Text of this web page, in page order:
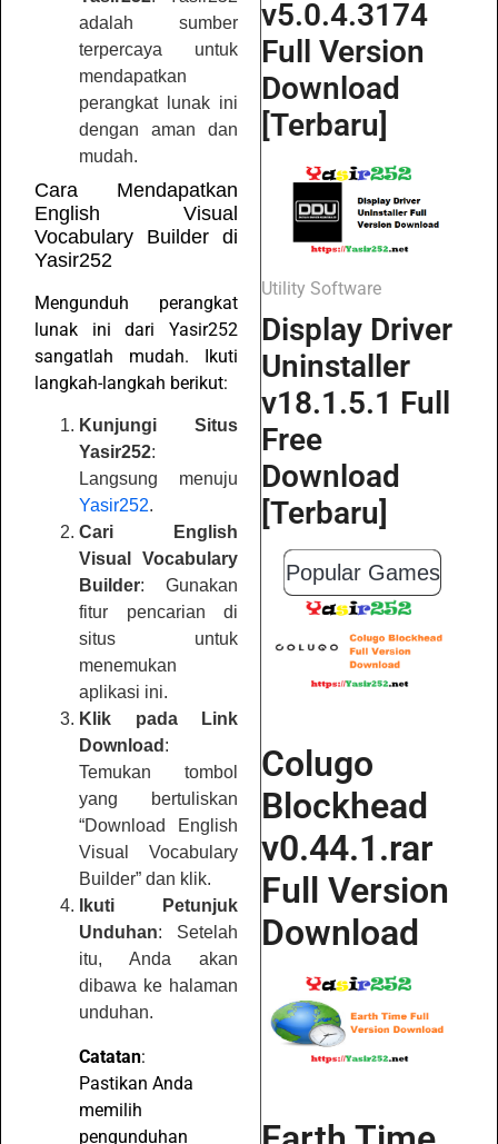
adalah sumber
terpercaya untuk
mendapatkan
perangkat lunak ini
dengan aman dan
mudah.
Cara Mendapatkan
English Visual
Vocabulary Builder di
Yasir252
Mengunduh perangkat
lunak ini dari Yasir252
sangatlah mudah. Ikuti
langkah-langkah berikut:
Kunjungi Situs
Yasir252:
Langsung menuju
Yasir252.
Cari English
Visual Vocabulary
Builder: Gunakan
fitur pencarian di
situs untuk
menemukan
aplikasi ini.
Klik pada Link
Download :
Temukan tombol
yang bertuliskan
“Download English
Visual Vocabulary
Builder” dan klik.
Ikuti Petunjuk
Unduhan: Setelah
itu, Anda akan
dibawa ke halaman
unduhan.
Catatan:
Pastikan Anda
memilih
pengunduhan
v5.0.4.3174
Full Version
Download
[Terbaru]
Utility Software
Display Driver
Uninstaller
v18.1.5.1 Full
Free
Download
[Terbaru]
Popular Games
Colugo
Blockhead
v0.44.1.rar
Full Version
Download